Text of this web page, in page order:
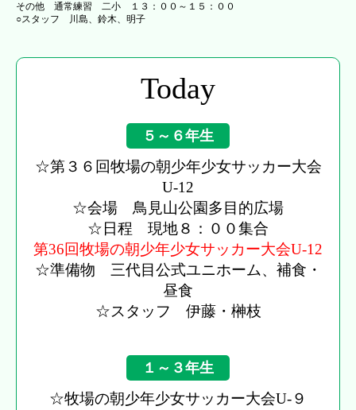
その他 通常練習 二小 １３：００～１５：００
○スタッフ 川島、鈴木、明子
Today
５～６年生
☆第３６回牧場の朝少年少女サッカー大会
U-12
☆会場 鳥見山公園多目的広場
☆日程 現地８：００集合
第36回牧場の朝少年少女サッカー大会U-12
☆準備物 三代目公式ユニホーム、補食・
昼食
☆スタッフ 伊藤・榊枝
１～３年生
☆牧場の朝少年少女サッカー大会U-９